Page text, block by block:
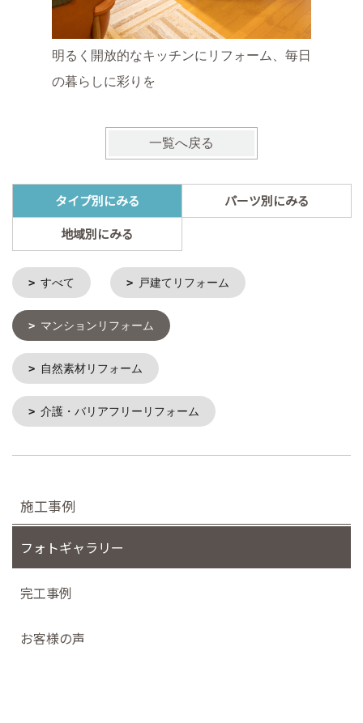
明るく開放的なキッチンにリフォーム、毎日
の暮らしに彩りを
一覧へ戻る
タイプ別にみる
パーツ別にみる
地域別にみる
すべて 戸建てリフォーム
マンションリフォーム
自然素材リフォーム
介護・バリアフリーリフォーム
施工事例
フォトギャラリー
完工事例
お客様の声